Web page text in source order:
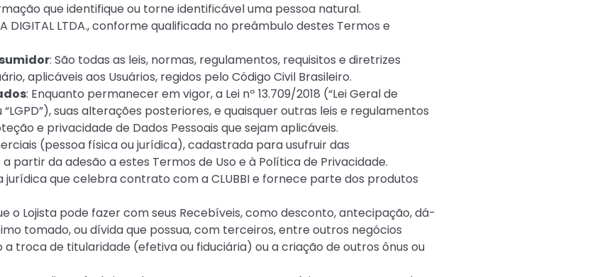
que identifique ou torne identificável uma pessoa natural.
DIGITAL LTDA., conforme qualificada no preâmbulo destes Termos e
: São todas as leis, normas, regulamentos, requisitos e diretrizes
aplicáveis aos Usuários, regidos pelo Código Civil Brasileiro.
: Enquanto permanecer em vigor, a Lei nº 13.709/2018 (“Lei Geral de
“LGPD”), suas alterações posteriores, e quaisquer outras leis e regulamentos
e privacidade de Dados Pessoais que sejam aplicáveis.
(pessoa física ou jurídica), cadastrada para usufruir das
partir da adesão a estes Termos de Uso e à Política de Privacidade.
jurídica que celebra contrato com a CLUBBI e fornece parte dos produtos
o Lojista pode fazer com seus Recebíveis, como desconto, antecipação, dá-
tomado, ou dívida que possua, com terceiros, entre outros negócios
troca de titularidade (efetiva ou fiduciária) ou a criação de outros ônus ou